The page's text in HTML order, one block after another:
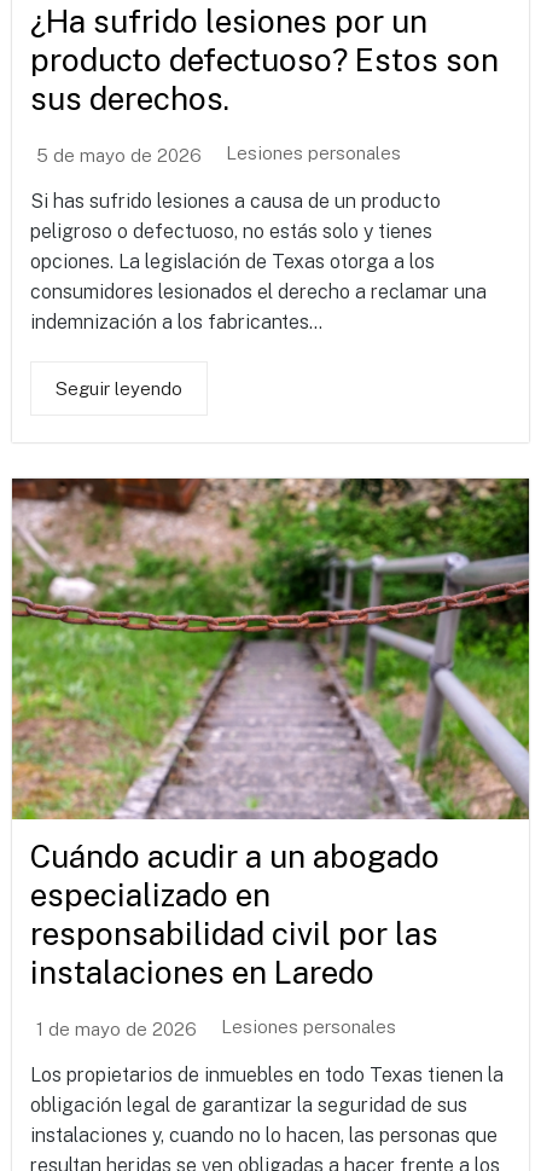
¿Ha sufrido lesiones por un
producto defectuoso? Estos son
sus derechos.
5 de mayo de 2026 Lesiones personales
Si has sufrido lesiones a causa de un producto
peligroso o defectuoso, no estás solo y tienes
opciones. La legislación de Texas otorga a los
consumidores lesionados el derecho a reclamar una
indemnización a los fabricantes...
Seguir leyendo
Cuándo acudir a un abogado
especializado en
responsabilidad civil por las
instalaciones en Laredo
1 de mayo de 2026 Lesiones personales
Los propietarios de inmuebles en todo Texas tienen la
obligación legal de garantizar la seguridad de sus
instalaciones y, cuando no lo hacen, las personas que
resultan heridas se ven obligadas a hacer frente a los